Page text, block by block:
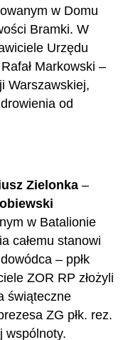
w Domu
Bramki. W
Urzędu
Markowski –
Warszawskiej,
od
Zielonka–
w Batalionie
całemu stanowi
– ppłk
ZOR RP złożyli
świąteczne
ZG płk. rez.
wspólnoty.